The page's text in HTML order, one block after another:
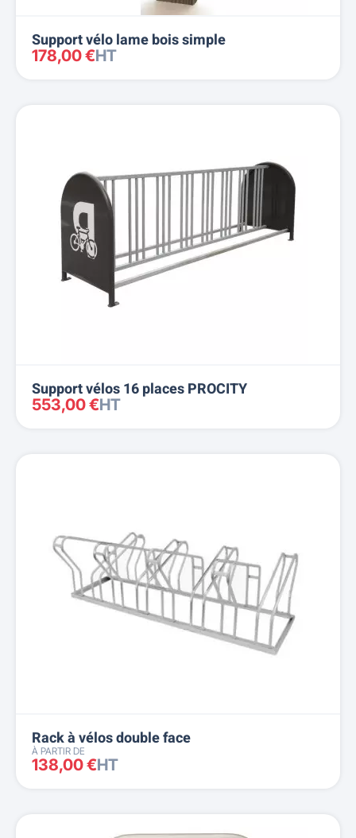
Support vélo lame bois simple
178,00 €HT
Support vélos 16 places PROCITY
553,00 €HT
Rack à vélos double face
À PARTIR DE
138,00 €HT